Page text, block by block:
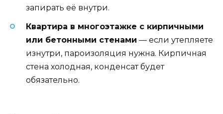
запирать её внутри.
Квартира в многоэтажке с кирпичными
или бетонными стенами — если утепляете
изнутри, пароизоляция нужна. Кирпичная
стена холодная, конденсат будет
обязательно.